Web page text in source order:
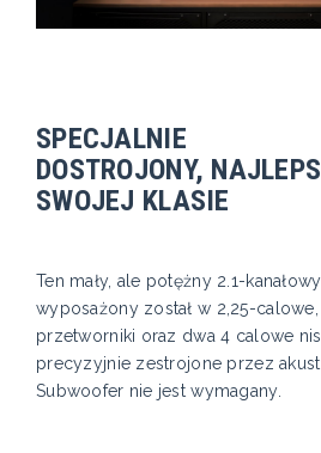
SPECJALNIE
DOSTROJONY,
SWOJEJ KLASIE
Ten mały, ale potężny 2.1-
wyposażony został w 2,25-
przetworniki oraz dwa 4 calowe
precyzyjnie zestrojone przez
Subwoofer nie jest wymagany.